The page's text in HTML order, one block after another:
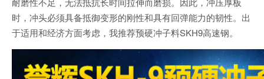
时，冲头必须具备抵御变形的刚性和具有回弹能力的韧性。出
于适用和经济方面考虑，我推荐预硬冲子料SKH9高速钢。